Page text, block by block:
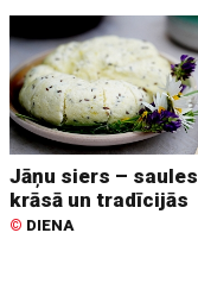
Jāņu siers – saules
krāsā un tradīcijās
© DIENA